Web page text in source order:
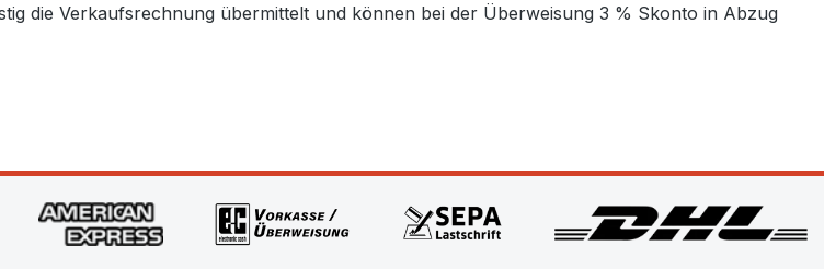
die Verkaufsrechnung übermittelt und können bei der Überweisung 3 % Skonto in Abzug